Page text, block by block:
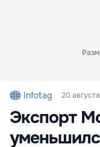
Infotag 20
Экспорт